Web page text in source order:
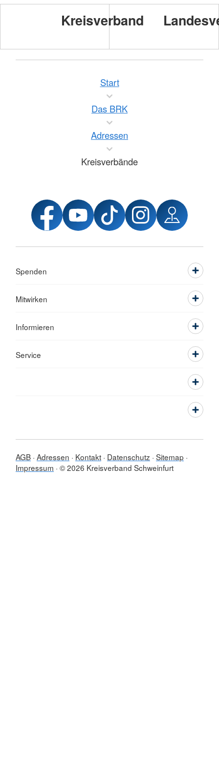
Kreisverband
Start
Das BRK
Adressen
Kreisverbände
Spenden
Mitwirken
Informieren
Service
AGB Adressen Kontakt Datenschutz Sitemap
Impressum © 2026 Kreisverband Schweinfurt